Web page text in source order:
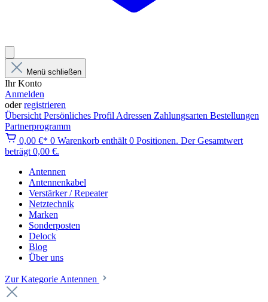
Menü schließen
Ihr Konto
Anmelden
oderregistrieren
Übersicht Persönliches Profil Adressen Zahlungsarten Bestellungen
Partnerprogramm
0,00 €* 0 Warenkorb enthält 0 Positionen. Der Gesamtwert
beträgt 0,00 €.
Antennen
Antennenkabel
Verstärker / Repeater
Netztechnik
Marken
Sonderposten
Delock
Blog
Über uns
Zur Kategorie Antennen